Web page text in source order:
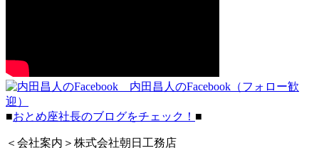
内田昌人のFacebook（フォロー歓
迎）
■おとめ座社長のブログをチェック！ ■
＜会社案内＞株式会社朝日工務店